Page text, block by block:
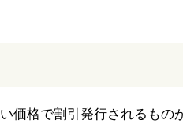
価格で割引発行されるもの